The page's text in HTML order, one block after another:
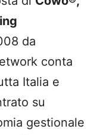
da
conta
Italia e
su
gestionale